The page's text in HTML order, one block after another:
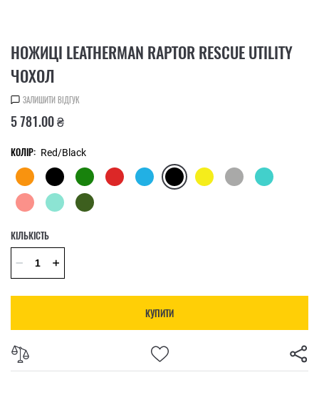
НОЖИЦІ LEATHERMAN RAPTOR RESCUE UTILITY
ЧОХОЛ
ЗАЛИШИТИ ВІДГУК
5 781.00 ₴
КОЛІР: Red/Black
КІЛЬКІСТЬ
КУПИТИ